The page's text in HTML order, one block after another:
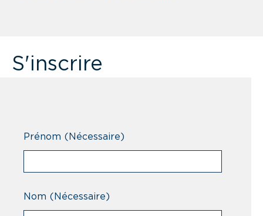
S'inscrire
Prénom (Nécessaire)
Nom (Nécessaire)